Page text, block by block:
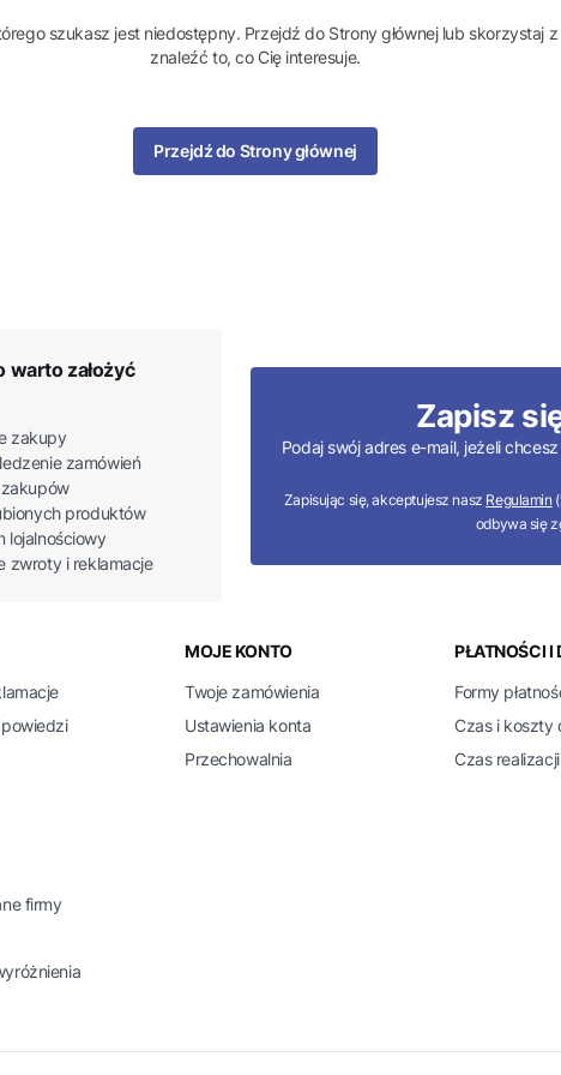
szukasz jest niedostępny. Przejdź do Strony głównej lub skorzystaj
znaleźć to, co Cię interesuje.
Przejdź do Strony głównej
warto założyć
zakupy
zamówień
produktów
lojalnościowy
zwroty i reklamacje
Zapisz
Podaj swój adres e-mail, jeżeli
Zapisując się, akceptujesz nasz Regulamin
odbywa się
MOJE KONTO
Twoje zamówienia
Ustawienia konta
Przechowalnia
PŁATNOŚCI I
Formy
Czas i koszty
Czas
firmy